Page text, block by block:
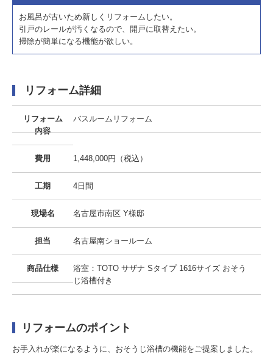
お風呂が古いため新しくリフォームしたい。
引戸のレールが汚くなるので、開戸に取替えたい。
掃除が簡単になる機能が欲しい。
リフォーム詳細
リフォーム
内容
バスルームリフォーム
費用 1,448,000円（税込）
工期 4日間
現場名 名古屋市南区 Y様邸
担当 名古屋南ショールーム
商品仕様
浴室：TOTO サザナ Sタイプ 1616サイズ おそう
じ浴槽付き
リフォームのポイント
お手入れが楽になるように、おそうじ浴槽の機能をご提案しました。